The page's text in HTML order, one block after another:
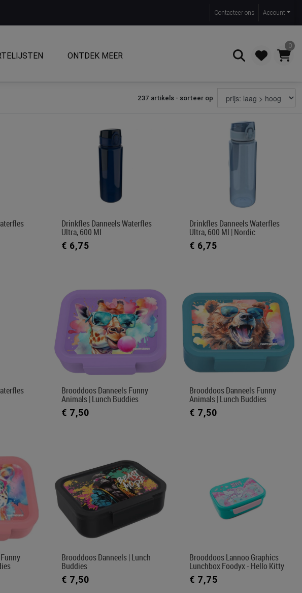
Contacteer ons Account
ONTDEK MEER
0
Zoeken
237 artikels - sorteer op
Drinkfles Danneels Waterfles
Ultra, 600 Ml
€ 6,75
Drinkfles Danneels Waterfles
Ultra, 600 Ml | Nordic
€ 6,75
Brooddoos Danneels Funny
Animals | Lunch Buddies
€ 7,50
Brooddoos Danneels Funny
Animals | Lunch Buddies
€ 7,50
Brooddoos Danneels | Lunch
Buddies
€ 7,50
Brooddoos Lannoo Graphics
Lunchbox Foodyx - Hello Kitty
€ 7,75